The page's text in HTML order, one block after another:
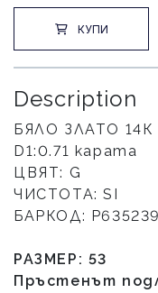
КУПИ
Description
БЯЛО ЗЛАТО 14К
D1:0.71 карата
ЦВЯТ: G
ЧИСТОТА: SI
БАРКОД: P635239
РАЗМЕР: 53
Пръстенът